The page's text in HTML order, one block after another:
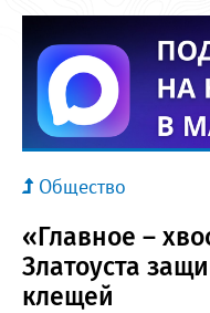
Общество
«Главное –
Златоуста
клещей